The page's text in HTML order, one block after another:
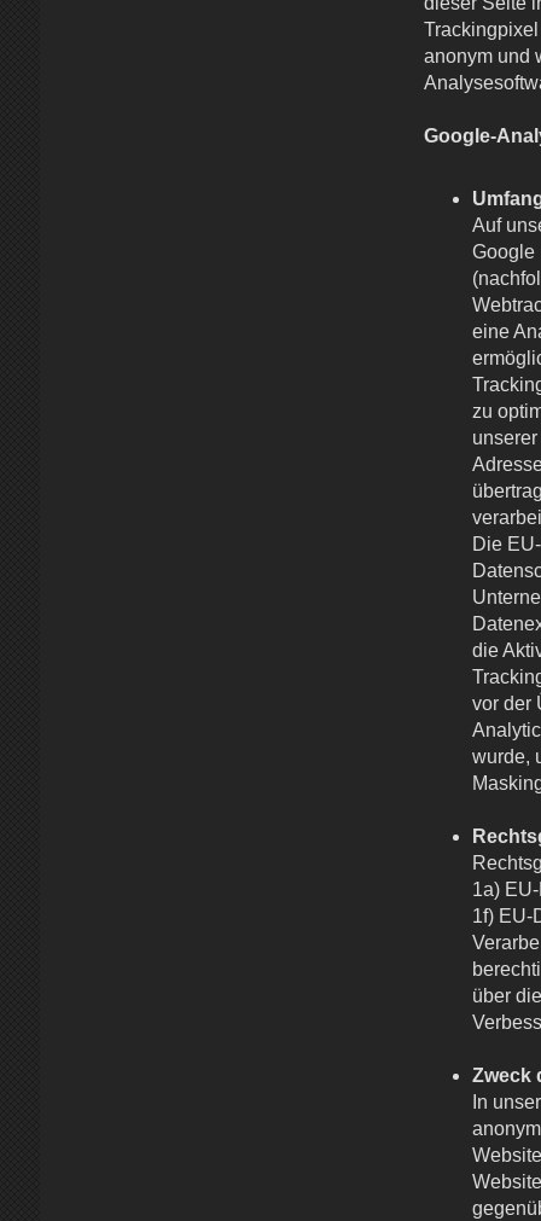
anonym und
Google-
Auf
Google
eine
zu
Die
die
vor der
wurde,
1a)
1f) EU-
über
Zweck
In